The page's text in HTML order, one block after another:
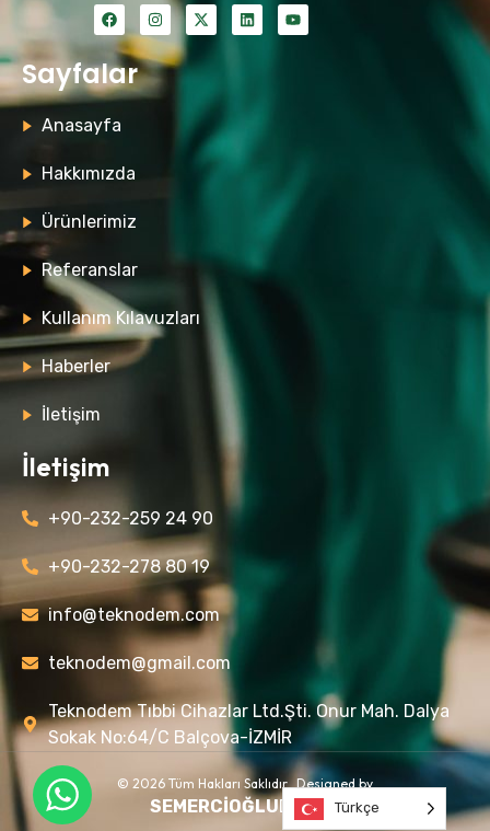
Sayfalar
Anasayfa
Hakkımızda
Ürünlerimiz
Referanslar
Kullanım Kılavuzları
Haberler
İletişim
İletişim
+90-232-259 24 90
+90-232-278 80 19
info@teknodem.com
teknodem@gmail.com
Teknodem Tıbbi Cihazlar Ltd.Şti. Onur Mah. Dalya
Sokak No:64/C Balçova-İZMİR
© 2026 Tüm Hakları Saklıdır. Designed by
SEMERCİOĞLUDESIGNTürkçe